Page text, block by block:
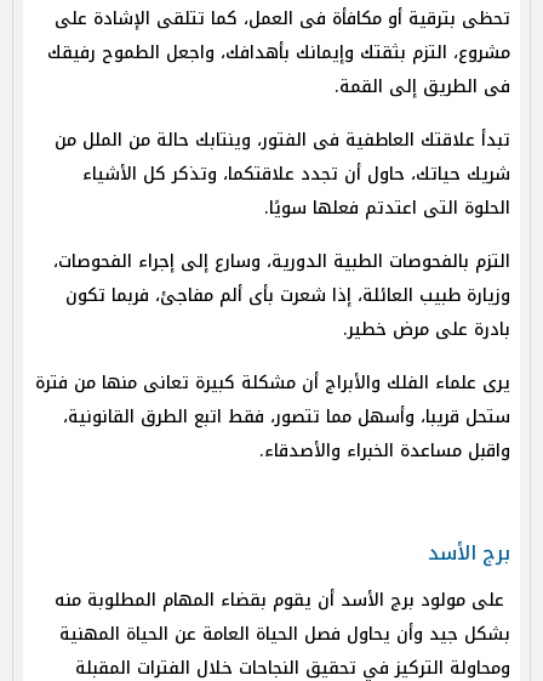
تحظى بترقية أو مكافأة فى العمل، كما تتلقى الإشادة على
مشروع، التزم بثقتك وإيمانك بأهدافك، واجعل الطموح رفيقك
فى الطريق إلى القمة.
تبدأ علاقتك العاطفية فى الفتور، وينتابك حالة من الملل من
شريك حياتك، حاول أن تجدد علاقتكما، وتذكر كل الأشياء
الحلوة التى اعتدتم فعلها سويًا.
التزم بالفحوصات الطبية الدورية، وسارع إلى إجراء الفحوصات،
وزيارة طبيب العائلة، إذا شعرت بأى ألم مفاجئ، فربما تكون
بادرة على مرض خطير.
يرى علماء الفلك والأبراج أن مشكلة كبيرة تعانى منها من فترة
ستحل قريبا، وأسهل مما تتصور، فقط اتبع الطرق القانونية،
واقبل مساعدة الخبراء والأصدقاء.
برج الأسد
على مولود برج الأسد أن يقوم بقضاء المهام المطلوبة منه
بشكل جيد وأن يحاول فصل الحياة العامة عن الحياة المهنية
ومحاولة التركيز في تحقيق النجاحات خلال الفترات المقبلة